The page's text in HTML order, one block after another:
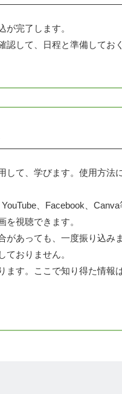
ます。
の現場の課題から話題を提
本を取り上げてた読書会
を撮影してもらい、授業
との対談
にかかる理論学習
践発表会を行う
曜日朝6~7時・奇数月 第４
が完了します。
認して、日程と準備してお
して、学びます。使用方法
、Facebook、Canva
を視聴できます。
があっても、一度振り込み
ておりません。
ます。ここで知り得た情報